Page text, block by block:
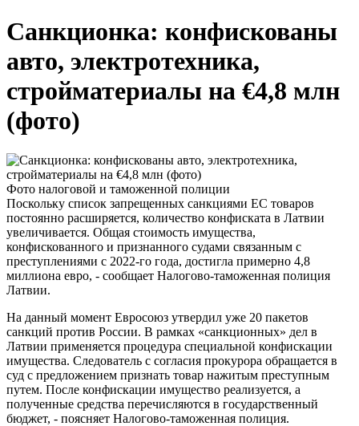
Санкционка: конфискованы
авто, электротехника,
стройматериалы на €4,8 млн
(фото)
Фото налоговой и таможенной полиции
Поскольку список запрещенных санкциями ЕС товаров
постоянно расширяется, количество конфиската в Латвии
увеличивается. Общая стоимость имущества,
конфискованного и признанного судами связанным с
преступлениями с 2022-го года, достигла примерно 4,8
миллиона евро, - сообщает Налогово-таможенная полиция
Латвии.
На данный момент Евросоюз утвердил уже 20 пакетов
санкций против России. В рамках «санкционных» дел в
Латвии применяется процедура специальной конфискации
имущества. Следователь с согласия прокурора обращается в
суд с предложением признать товар нажитым преступным
путем. После конфискации имущество реализуется, а
полученные средства перечисляются в государственный
бюджет, - поясняет Налогово-таможенная полиция.